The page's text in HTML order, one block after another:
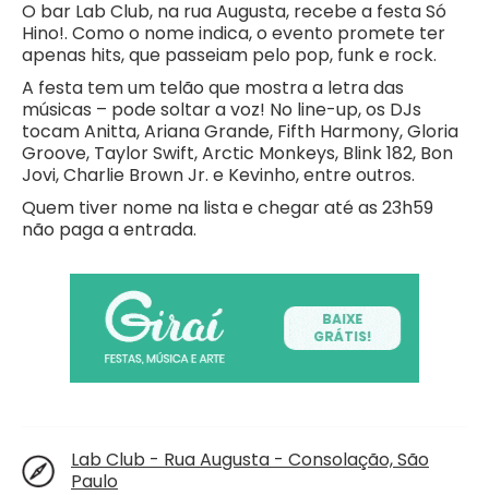
O bar Lab Club, na rua Augusta, recebe a festa Só
Hino!. Como o nome indica, o evento promete ter
apenas hits, que passeiam pelo pop, funk e rock.
A festa tem um telão que mostra a letra das
músicas – pode soltar a voz! No line-up, os DJs
tocam Anitta, Ariana Grande, Fifth Harmony, Gloria
Groove, Taylor Swift, Arctic Monkeys, Blink 182, Bon
Jovi, Charlie Brown Jr. e Kevinho, entre outros.
Quem tiver nome na lista e chegar até as 23h59
não paga a entrada.
Lab Club - Rua Augusta - Consolação, São
Paulo